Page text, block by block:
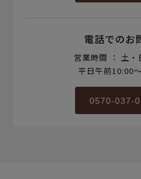
電話でのお
営業時間 ： 土・
平日午前10:00
0570-037-